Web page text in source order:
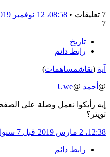
7 تعليقات • 08:58، 12 نوفمبر 2019
7
تاريخ
رابط دائم
آية (نقاشمساهمات)
@ أحمد @
Uwe
إيه رأيكوا نعمل وصلة على
تويتر؟
12:38، 2 مارس 2019 قبل 7 سنوات
رابط دائم